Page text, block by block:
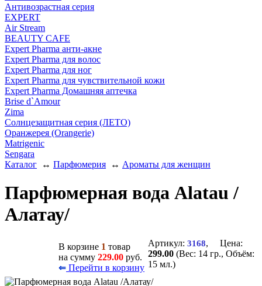
Антивозрастная серия
EXPERT
Air Stream
BEAUTY CAFЕ
Expert Pharma анти-акне
Expert Pharma для волос
Expert Pharma для ног
Expert Pharma для чувствительной кожи
Expert Pharma Домашняя аптечка
Brise d`Amour
Zima
Солнцезащитная серия (ЛЕТО)
Оранжерея (Orangerie)
Matrigenic
Sengara
Каталог ↔ Парфюмерия ↔ Ароматы для женщин
Парфюмерная вода Alatau /
Алатау/
В корзине 1 товар
на сумму 229.00 руб.
⇐ Перейти в корзину
Артикул: 3168, Цена:
299.00 (Вес: 14 гр., Объём:
15 мл.)